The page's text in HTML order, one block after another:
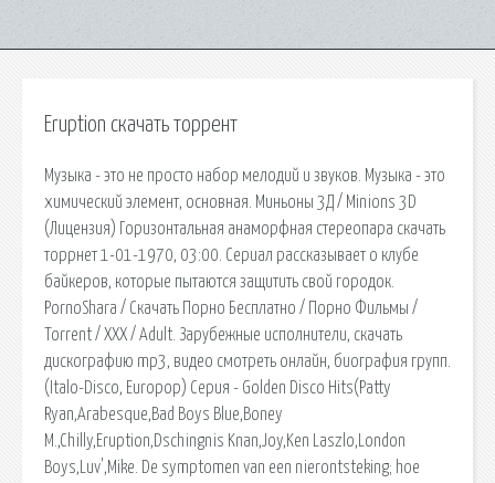
Eruption скачать торрент
Музыка - это не просто набор мелодий и звуков. Музыка - это
химический элемент, основная. Миньоны 3Д / Minions 3D
(Лицензия) Горизонтальная анаморфная стереопара скачать
торрнет 1-01-1970, 03:00. Сериал рассказывает о клубе
байкеров, которые пытаются защитить свой городок.
PornoShara / Скачать Порно Бесплатно / Порно Фильмы /
Torrent / XXX / Adult. Зарубежные исполнители, скачать
дискографию mp3, видео смотреть онлайн, биография групп.
(Italo-Disco, Europop) Серия - Golden Disco Hits(Patty
Ryan,Arabesque,Bad Boys Blue,Boney
M.,Chilly,Eruption,Dschingnis Knan,Joy,Ken Laszlo,London
Boys,Luv',Mike. De symptomen van een nierontsteking; hoe